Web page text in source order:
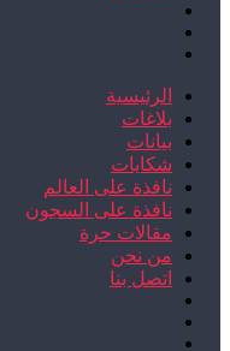
الرئيسية
بلاغات
بيانات
شكايات
نافذة على العالم
نافذة على السجون
مقالات حرة
من نحن
اتصل بنا